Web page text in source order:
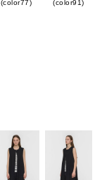
(color77)
(color91)